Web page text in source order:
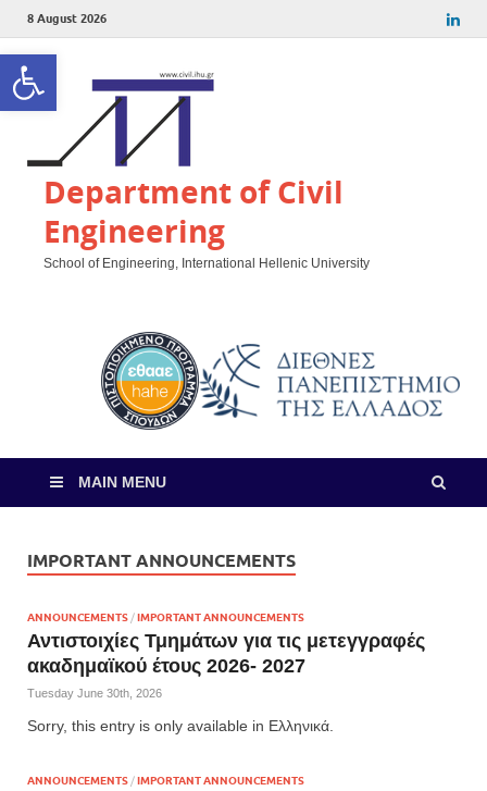
Open toolbar
8 August 2026
Department of Civil
Engineering
School of Engineering, International Hellenic University
MAIN MENU
IMPORTANT ANNOUNCEMENTS
ANNOUNCEMENTS /IMPORTANT ANNOUNCEMENTS
Αντιστοιχίες Τμημάτων για τις μετεγγραφές
ακαδημαϊκού έτους 2026- 2027
Tuesday June 30th, 2026
Sorry, this entry is only available in Ελληνικά.
ANNOUNCEMENTS /IMPORTANT ANNOUNCEMENTS